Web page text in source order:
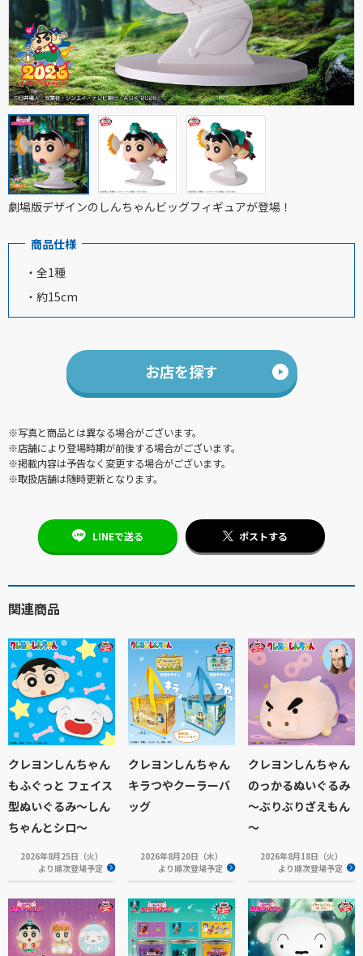
劇場版デザインのしんちゃんビッグフィギュアが登場！
商品仕様
・全1種
・約15cm
お店を探す
※写真と商品とは異なる場合がございます。
※店舗により登場時期が前後する場合がございます。
※掲載内容は予告なく変更する場合がございます。
※取扱店舗は随時更新となります。
LINEで送る ポストする
関連商品
クレヨンしんちゃん
もふぐっと フェイス
型ぬいぐるみ～しん
ちゃんとシロ～
2026年8月25日（火）
より順次登場予定
クレヨンしんちゃん
キラつやクーラーバ
ッグ
2026年8月20日（木）
より順次登場予定
クレヨンしんちゃん
のっかるぬいぐるみ
～ぶりぶりざえもん
～
2026年8月18日（火）
より順次登場予定